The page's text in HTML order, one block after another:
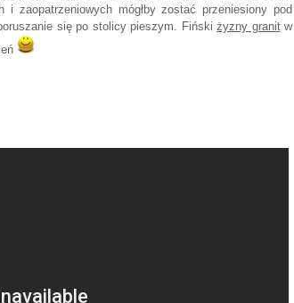
i zaopatrzeniowych mógłby zostać przeniesiony pod
się po stolicy pieszym. Fińskiżyzny granitw